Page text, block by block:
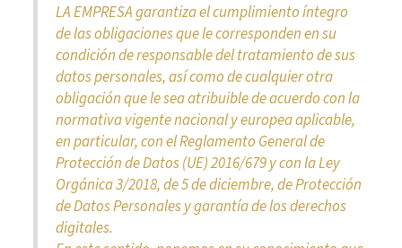
LA EMPRESA garantiza el cumplimiento íntegro
de las obligaciones que le corresponden en su
condición de responsable del tratamiento de sus
datos personales, así como de cualquier otra
obligación que le sea atribuible de acuerdo con la
normativa vigente nacional y europea aplicable,
en particular, con el Reglamento General de
Protección de Datos (UE) 2016/679 y con la Ley
Orgánica 3/2018, de 5 de diciembre, de Protección
de Datos Personales y garantía de los derechos
digitales.